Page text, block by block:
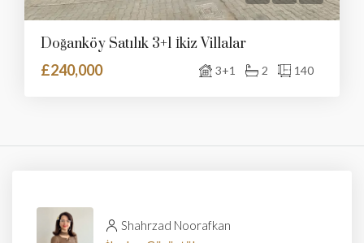
Doğanköy Satılık 3+1 İkiz Villalar
£240,000
3+1 2 140
Shahrzad Noorafkan